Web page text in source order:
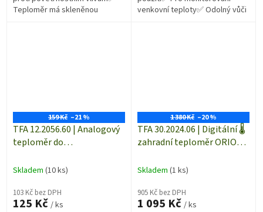
Teploměr má skleněnou
venkovní teploty✅ Odolný vůči
159 Kč –21 %
TFA 12.2056.60 | Analogový
teploměr do
mm | NEREZ
Skladem (10 ks)
103 Kč bez DPH
125 Kč / ks
1 380 Kč –20 %
TFA 30.2024.06 | Digitální 🌡️
zahradní teploměr ORION |
Skladem (1 ks)
905 Kč bez DPH
1 095 Kč / ks